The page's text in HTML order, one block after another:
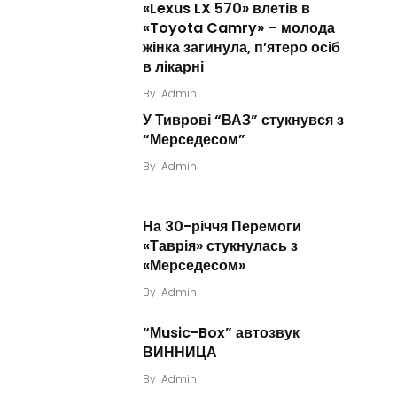
«Lexus LX 570» влетів в
«Toyota Camry» – молода
жінка загинула, п’ятеро осіб
в лікарні
By Admin
У Тиврові “ВАЗ” стукнувся з
“Мерседесом”
By Admin
На 30-річчя Перемоги
«Таврія» стукнулась з
«Мерседесом»
By Admin
“Мusic-Box” автозвук
ВИННИЦА
By Admin